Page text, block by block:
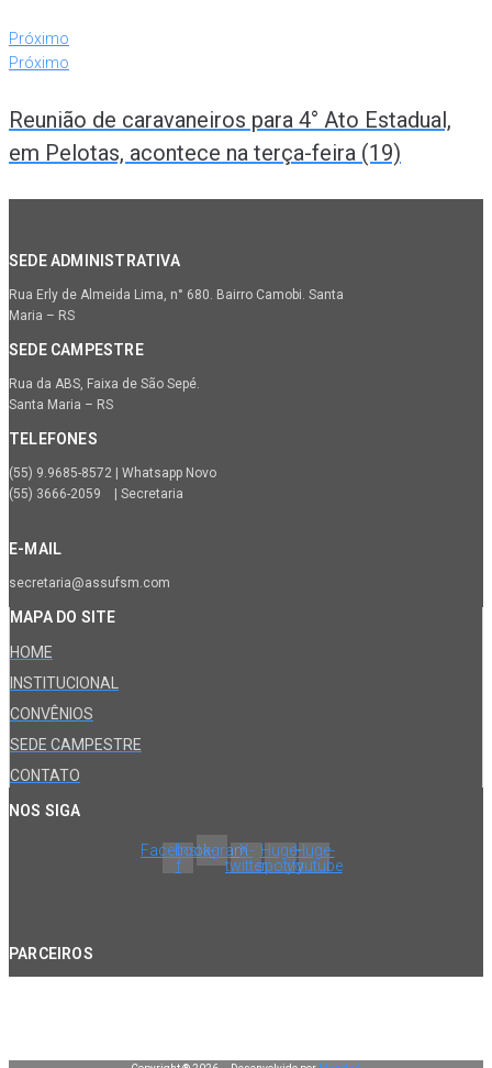
Próximo
Próximo
Reunião de caravaneiros para 4° Ato Estadual,
em Pelotas, acontece na terça-feira (19)
SEDE ADMINISTRATIVA
Rua Erly de Almeida Lima, n° 680. Bairro Camobi. Santa
Maria – RS
SEDE CAMPESTRE
Rua da ABS, Faixa de São Sepé.
Santa Maria – RS
TELEFONES
(55) 9.9685-8572 | Whatsapp Novo
(55) 3666-2059 | Secretaria
E-MAIL
secretaria@assufsm.com
MAPA DO SITE
HOME
INSTITUCIONAL
CONVÊNIOS
SEDE CAMPESTRE
CONTATO
NOS SIGA
Facebook-
f
InstagramX-
twitter
Huge-
spotify
Huge-
youtube
PARCEIROS